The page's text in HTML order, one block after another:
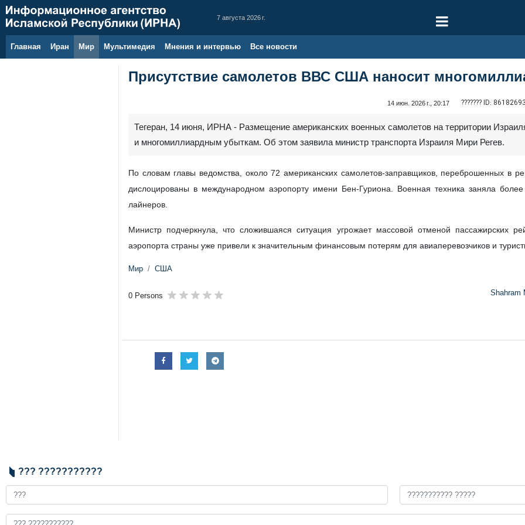
7 августа 2026 г.
Главная Иран Мир Мультимедия Мнения и интервью Все новости
Присутствие самолетов ВВС США наносит
14 июн. 2026 г., 20:17 ??????? ID:
Тегеран, 14 июня, ИРНА - Размещение американских военных самолетов на территории
и многомиллиардным убыткам. Об этом заявила министр транспорта Израиля Мири Регев.
По словам главы ведомства, около 72 американских самолетов-заправщиков, переброшенных в
дислоцированы в международном аэропорту имени Бен-Гуриона. Военная техника заняла
лайнеров.
Министр подчеркнула, что сложившаяся ситуация угрожает массовой отменой пассажирских
аэропорта страны уже привели к значительным финансовым потерям для авиаперевозчиков и
Мир США
0 Persons Shahram
??? ???????????